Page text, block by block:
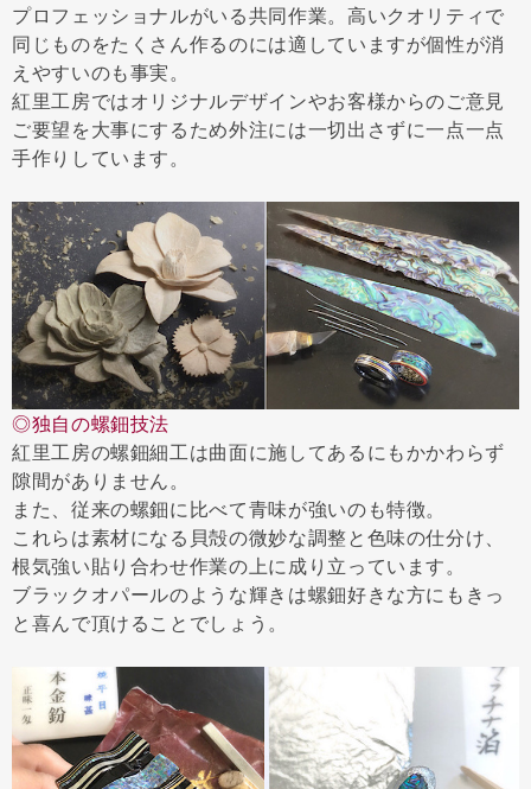
プロフェッショナルがいる共同作業。高いクオリティで
同じものをたくさん作るのには適していますが個性が消
えやすいのも事実。
紅里工房ではオリジナルデザインやお客様からのご意見
ご要望を大事にするため外注には一切出さずに一点一点
手作りしています。
◎独自の螺鈿技法
紅里工房の螺鈿細工は曲面に施してあるにもかかわらず
隙間がありません。
また、従来の螺鈿に比べて青味が強いのも特徴。
これらは素材になる貝殻の微妙な調整と色味の仕分け、
根気強い貼り合わせ作業の上に成り立っています。
ブラックオパールのような輝きは螺鈿好きな方にもきっ
と喜んで頂けることでしょう。